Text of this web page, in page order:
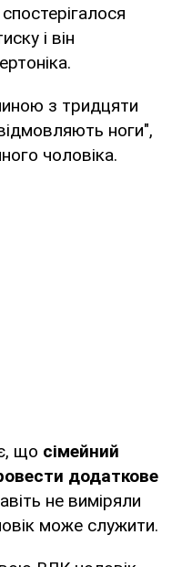
і він
з тридцяти
ноги",
чоловіка.
що сімейний
додаткове
не виміряли
може служити.